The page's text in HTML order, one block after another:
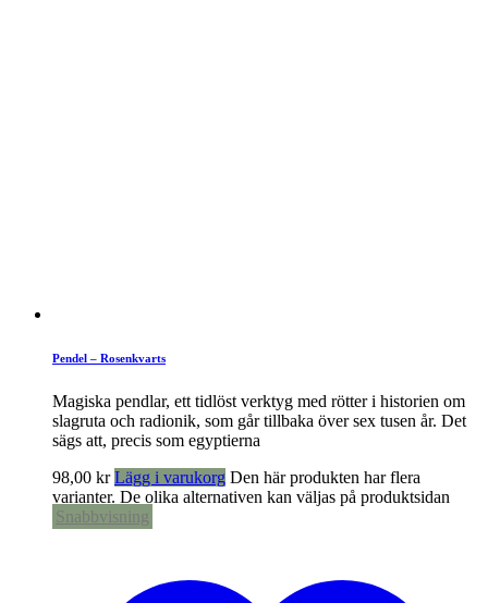
Pendel – Rosenkvarts
Magiska pendlar, ett tidlöst verktyg med rötter i historien om
slagruta och radionik, som går tillbaka över sex tusen år. Det
sägs att, precis som egyptierna
98,00 kr Lägg i varukorg Den här produkten har flera
varianter. De olika alternativen kan väljas på produktsidan
Snabbvisning